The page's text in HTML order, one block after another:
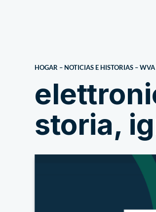
HOGAR – NOTICIAS E HISTORIAS –WVA
storia,